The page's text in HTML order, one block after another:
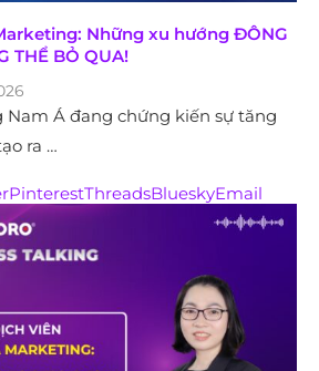
Những xu hướng ĐÔNG
THỂ BỎ QUA!
Nam Á đang chứng kiến sự tăng
ra …
PinterestThreadsBlueskyEmail